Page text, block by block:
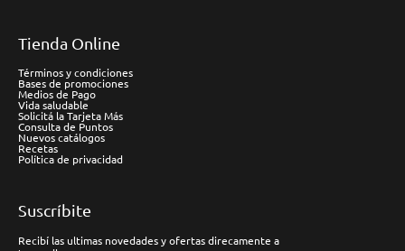
Tienda Online
Términos y condiciones
Bases de promociones
Medios de Pago
Vida saludable
Solicitá la Tarjeta Más
Consulta de Puntos
Nuevos catálogos
Recetas
Política de privacidad
Suscríbite
Recibí las ultimas novedades y ofertas direcamente a